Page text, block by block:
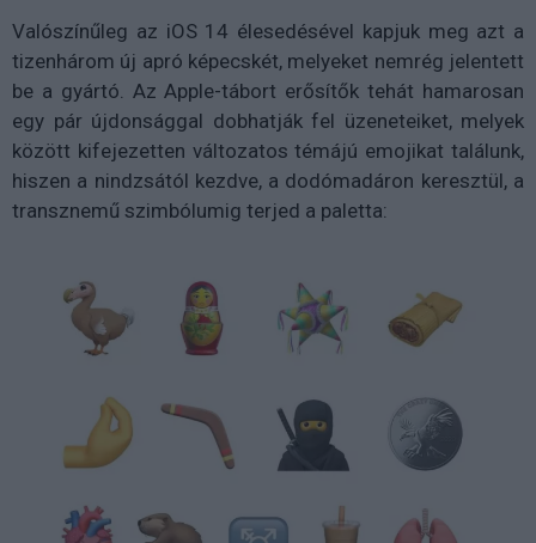
Valószínűleg az iOS 14 élesedésével kapjuk meg azt a
tizenhárom új apró képecskét, melyeket nemrég jelentett
be a gyártó. Az Apple-tábort erősítők tehát hamarosan
egy pár újdonsággal dobhatják fel üzeneteiket, melyek
között kifejezetten változatos témájú emojikat találunk,
hiszen a nindzsától kezdve, a dodómadáron keresztül, a
transznemű szimbólumig terjed a paletta: